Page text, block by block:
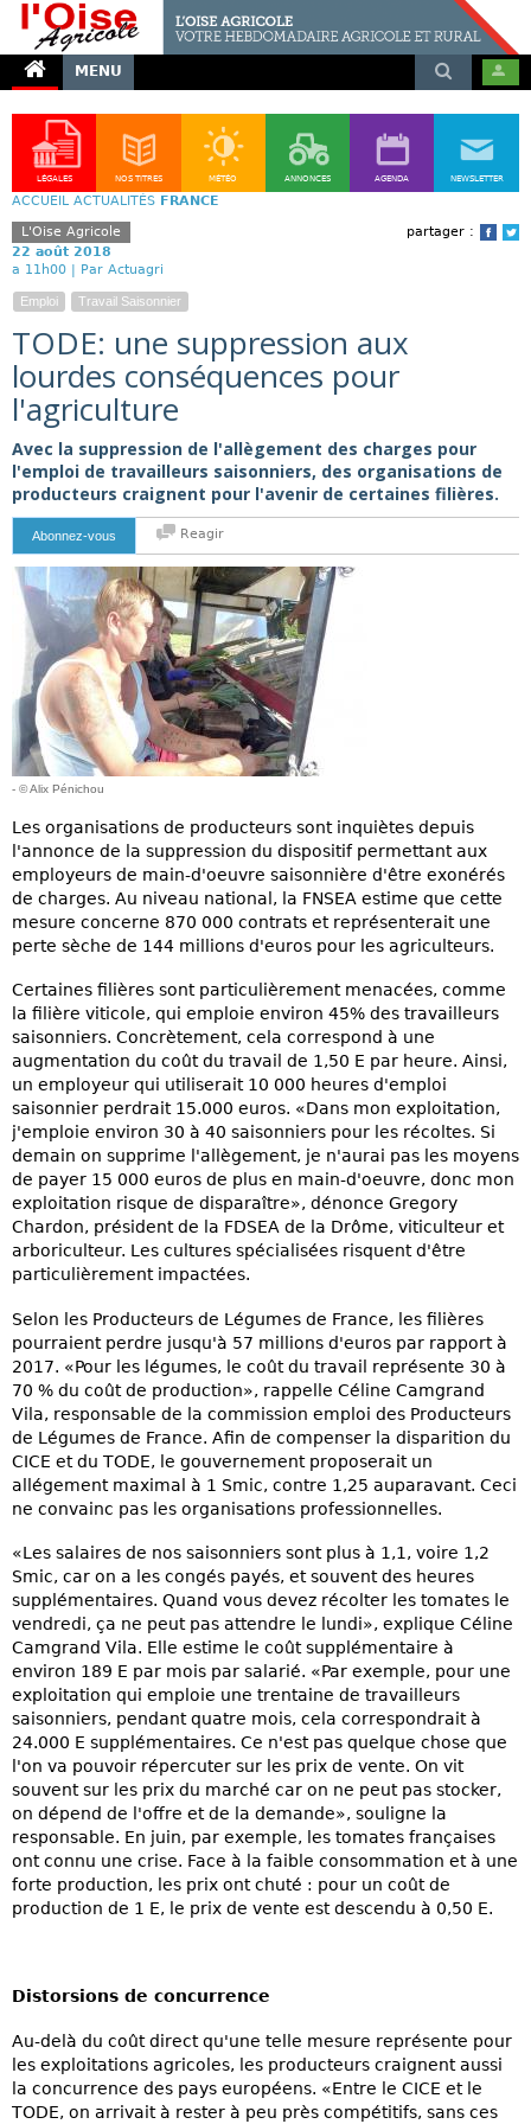
MENU
LÉGALES NOS TITRES MÉTÉO ANNONCES AGENDA NEWSLETTER
ACCUEIL ACTUALITÉS FRANCE
partager :
L'Oise Agricole
22 août 2018
a 11h00 | Par Actuagri
Emploi Travail Saisonnier
TODE: une suppression aux
lourdes conséquences pour
l'agriculture
Avec la suppression de l'allègement des charges pour
l'emploi de travailleurs saisonniers, des organisations de
producteurs craignent pour l'avenir de certaines filières.
Abonnez-vous Reagir
- © Alix Pénichou
Les organisations de producteurs sont inquiètes depuis
l'annonce de la suppression du dispositif permettant aux
employeurs de main-d'oeuvre saisonnière d'être exonérés
de charges. Au niveau national, la FNSEA estime que cette
mesure concerne 870 000 contrats et représenterait une
perte sèche de 144 millions d'euros pour les agriculteurs.
Certaines filières sont particulièrement menacées, comme
la filière viticole, qui emploie environ 45% des travailleurs
saisonniers. Concrètement, cela correspond à une
augmentation du coût du travail de 1,50 E par heure. Ainsi,
un employeur qui utiliserait 10 000 heures d'emploi
saisonnier perdrait 15.000 euros. «Dans mon exploitation,
j'emploie environ 30 à 40 saisonniers pour les récoltes. Si
demain on supprime l'allègement, je n'aurai pas les moyens
de payer 15 000 euros de plus en main-d'oeuvre, donc mon
exploitation risque de disparaître», dénonce Gregory
Chardon, président de la FDSEA de la Drôme, viticulteur et
arboriculteur. Les cultures spécialisées risquent d'être
particulièrement impactées.
Selon les Producteurs de Légumes de France, les filières
pourraient perdre jusqu'à 57 millions d'euros par rapport à
2017. «Pour les légumes, le coût du travail représente 30 à
70 % du coût de production», rappelle Céline Camgrand
Vila, responsable de la commission emploi des Producteurs
de Légumes de France. Afin de compenser la disparition du
CICE et du TODE, le gouvernement proposerait un
allégement maximal à 1 Smic, contre 1,25 auparavant. Ceci
ne convainc pas les organisations professionnelles.
«Les salaires de nos saisonniers sont plus à 1,1, voire 1,2
Smic, car on a les congés payés, et souvent des heures
supplémentaires. Quand vous devez récolter les tomates le
vendredi, ça ne peut pas attendre le lundi», explique Céline
Camgrand Vila. Elle estime le coût supplémentaire à
environ 189 E par mois par salarié. «Par exemple, pour une
exploitation qui emploie une trentaine de travailleurs
saisonniers, pendant quatre mois, cela correspondrait à
24.000 E supplémentaires. Ce n'est pas quelque chose que
l'on va pouvoir répercuter sur les prix de vente. On vit
souvent sur les prix du marché car on ne peut pas stocker,
on dépend de l'offre et de la demande», souligne la
responsable. En juin, par exemple, les tomates françaises
ont connu une crise. Face à la faible consommation et à une
forte production, les prix ont chuté : pour un coût de
production de 1 E, le prix de vente est descendu à 0,50 E.
Distorsions de concurrence
Au-delà du coût direct qu'une telle mesure représente pour
les exploitations agricoles, les producteurs craignent aussi
la concurrence des pays européens. «Entre le CICE et le
TODE, on arrivait à rester à peu près compétitifs, sans ces